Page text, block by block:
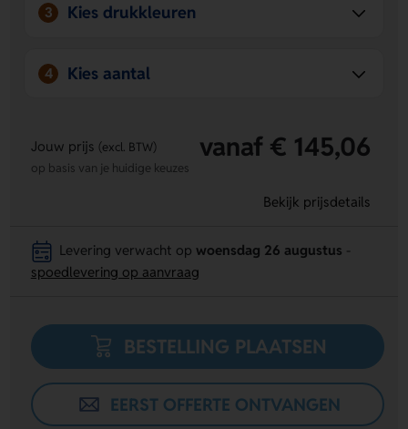
3 Kies drukkleuren
4 Kies aantal
Jouw prijs (excl. BTW) vanaf € 145,06
op basis van je huidige keuzes
Bekijk prijsdetails
Levering verwacht op woensdag 26 augustus
spoedlevering op aanvraag
BESTELLING PLAATSEN
EERST OFFERTE ONTVANGEN